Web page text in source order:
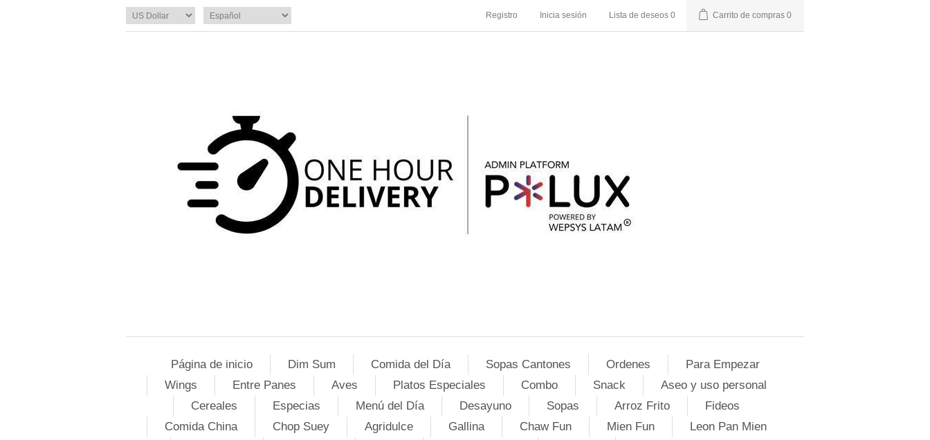
Registro Inicia sesión Lista de deseos 0 Carrito de compras 0
Página de inicio Dim Sum Comida del Día Sopas Cantones Ordenes
Para Empezar
Wings
Entre Panes Aves Platos Especiales Combo Snack
Aseo y uso personal
Cereales
Especias Menú del Día Desayuno Sopas Arroz Frito
Fideos
Comida China
Chop Suey Agridulce Gallina Chaw Fun Mien Fun
Leon Pan Mien